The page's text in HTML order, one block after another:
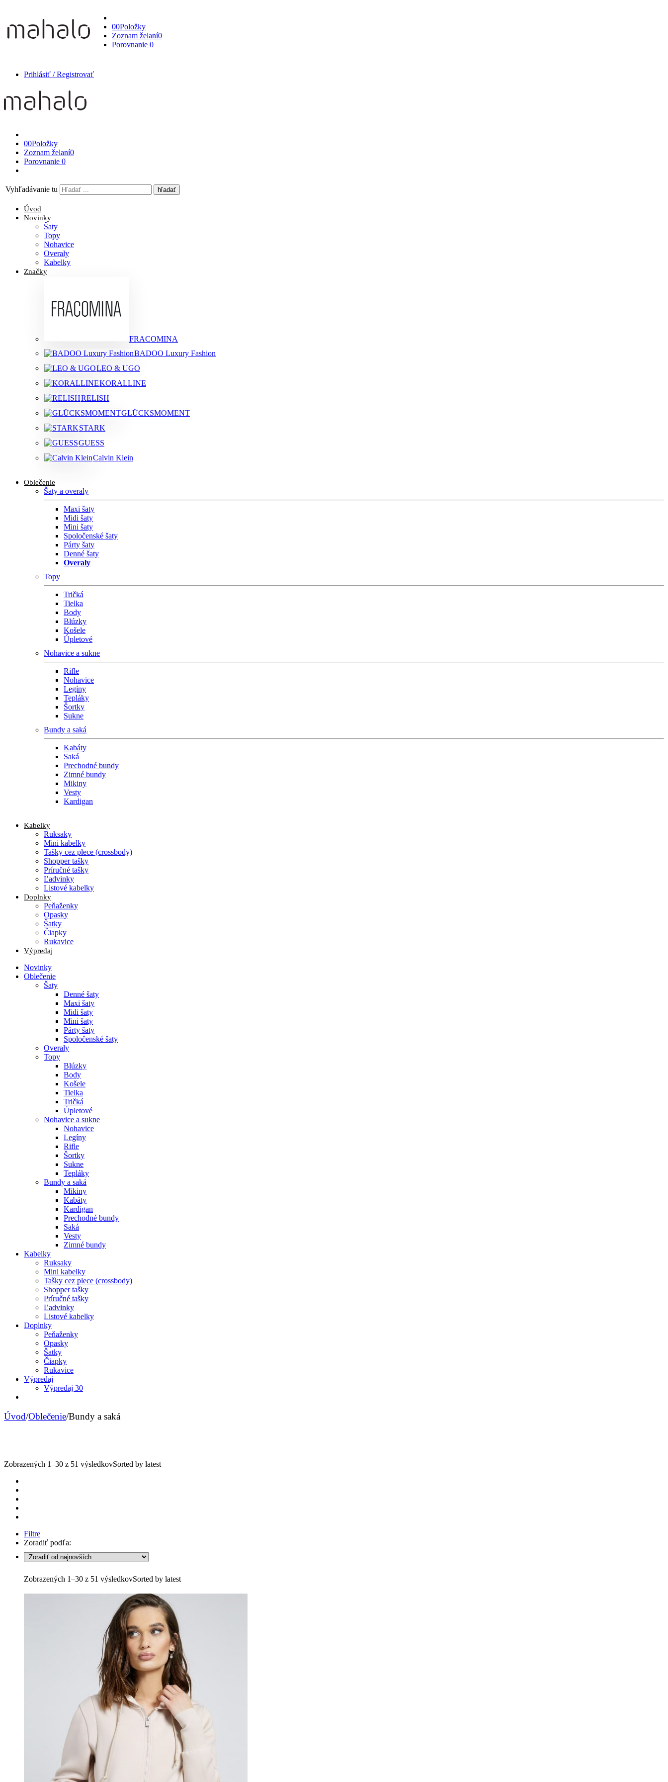
00Položky
Zoznam želaní0
Porovnanie 0
Prihlásiť / Registrovať
00Položky
Zoznam želaní0
Porovnanie 0
Vyhľadávanie tu
Úvod
Novinky
Šaty
Topy
Nohavice
Overaly
Kabelky
Značky
FRACOMINA
BADOO Luxury Fashion
LEO & UGO
KORALLINE
RELISH
GLÜCKSMOMENT
STARK
GUESS
Calvin Klein
Oblečenie
Šaty a overaly
Maxi šaty
Midi šaty
Mini šaty
Spoločenské šaty
Párty šaty
Denné šaty
Overaly
Topy
Tričká
Tielka
Body
Blúzky
Košele
Úpletové
Nohavice a sukne
Rifle
Nohavice
Legíny
Tepláky
Šortky
Sukne
Bundy a saká
Kabáty
Saká
Prechodné bundy
Zimné bundy
Mikiny
Vesty
Kardigan
Kabelky
Ruksaky
Mini kabelky
Tašky cez plece (crossbody)
Shopper tašky
Príručné tašky
Ľadvinky
Listové kabelky
Doplnky
Peňaženky
Opasky
Šatky
Čiapky
Rukavice
Výpredaj
Novinky
Oblečenie
Šaty
Denné šaty
Maxi šaty
Midi šaty
Mini šaty
Párty šaty
Spoločenské šaty
Overaly
Topy
Blúzky
Body
Košele
Tielka
Tričká
Úpletové
Nohavice a sukne
Nohavice
Legíny
Rifle
Šortky
Sukne
Tepláky
Bundy a saká
Mikiny
Kabáty
Kardigan
Prechodné bundy
Saká
Vesty
Zimné bundy
Kabelky
Ruksaky
Mini kabelky
Tašky cez plece (crossbody)
Shopper tašky
Príručné tašky
Ľadvinky
Listové kabelky
Doplnky
Peňaženky
Opasky
Šatky
Čiapky
Rukavice
Výpredaj
Výpredaj 30
Úvod/Oblečenie/Bundy a saká
Zobrazených 1–30 z 51 výsledkovSorted by latest
Filtre
Zoradiť podľa:
Zobrazených 1–30 z 51 výsledkovSorted by latest